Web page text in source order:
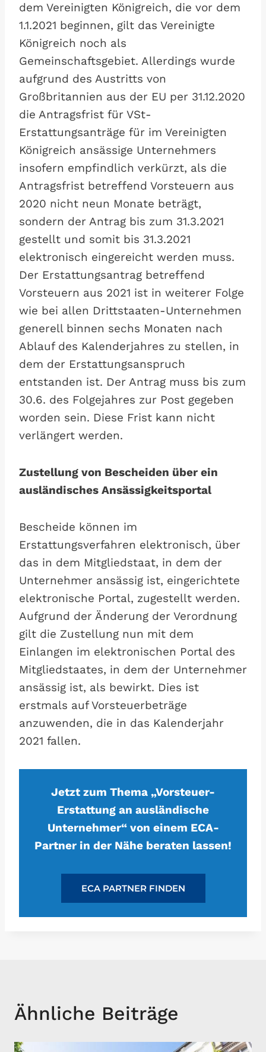
dem Vereinigten Königreich, die vor dem
1.1.2021 beginnen, gilt das Vereinigte
Königreich noch als
Gemeinschaftsgebiet. Allerdings wurde
aufgrund des Austritts von
Großbritannien aus der EU per 31.12.2020
die Antragsfrist für VSt-
Erstattungsanträge für im Vereinigten
Königreich ansässige Unternehmers
insofern empfindlich verkürzt, als die
Antragsfrist betreffend Vorsteuern aus
2020 nicht neun Monate beträgt,
sondern der Antrag bis zum 31.3.2021
gestellt und somit bis 31.3.2021
elektronisch eingereicht werden muss.
Der Erstattungsantrag betreffend
Vorsteuern aus 2021 ist in weiterer Folge
wie bei allen Drittstaaten-Unternehmen
generell binnen sechs Monaten nach
Ablauf des Kalenderjahres zu stellen, in
dem der Erstattungsanspruch
entstanden ist. Der Antrag muss bis zum
30.6. des Folgejahres zur Post gegeben
worden sein. Diese Frist kann nicht
verlängert werden.
Zustellung von Bescheiden über ein
ausländisches Ansässigkeitsportal
Bescheide können im
Erstattungsverfahren elektronisch, über
das in dem Mitgliedstaat, in dem der
Unternehmer ansässig ist, eingerichtete
elektronische Portal, zugestellt werden.
Aufgrund der Änderung der Verordnung
gilt die Zustellung nun mit dem
Einlangen im elektronischen Portal des
Mitgliedstaates, in dem der Unternehmer
ansässig ist, als bewirkt. Dies ist
erstmals auf Vorsteuerbeträge
anzuwenden, die in das Kalenderjahr
2021 fallen.
Jetzt zum Thema „Vorsteuer-
Erstattung an ausländische
Unternehmer“ von einem ECA-
Partner in der Nähe beraten lassen!
ECA PARTNER FINDEN
Ähnliche Beiträge